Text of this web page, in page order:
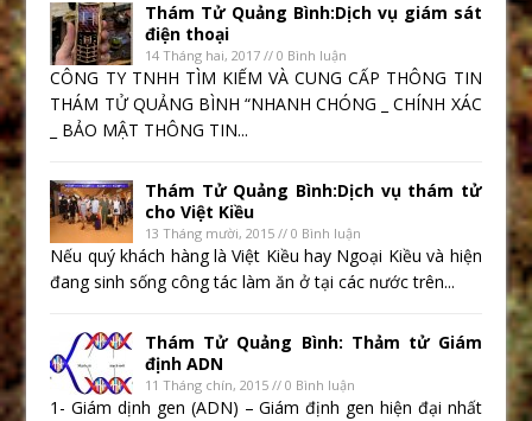
Thám Tử Quảng Bình:Dịch vụ giám sát
điện thoại
14 Tháng hai, 2017 // 0 Bình luận
CÔNG TY TNHH TÌM KIẾM VÀ CUNG CẤP THÔNG TIN
THÁM TỬ QUẢNG BÌNH “NHANH CHÓNG _ CHÍNH XÁC
_ BẢO MẬT THÔNG TIN...
Thám Tử Quảng Bình:Dịch vụ thám tử
cho Việt Kiều
13 Tháng mười, 2015 // 0 Bình luận
Nếu quý khách hàng là Việt Kiều hay Ngoại Kiều và hiện
đang sinh sống công tác làm ăn ở tại các nước trên...
Thám Tử Quảng Bình: Thảm tử Giám
định ADN
11 Tháng chín, 2015 // 0 Bình luận
1- Giám dịnh gen (ADN) – Giám định gen hiện đại nhất